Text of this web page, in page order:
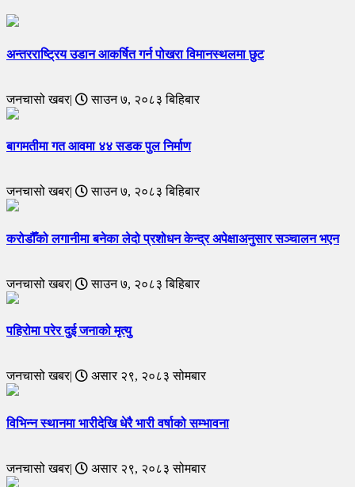
अन्तरराष्ट्रिय उडान आकर्षित गर्न पोखरा विमानस्थलमा छुट
जनचासो खबर| साउन ७, २०८३ बिहिबार
बागमतीमा गत आवमा ४४ सडक पुल निर्माण
जनचासो खबर| साउन ७, २०८३ बिहिबार
करोडौँको लगानीमा बनेका लेदो प्रशोधन केन्द्र अपेक्षाअनुसार सञ्चालन भएन
जनचासो खबर| साउन ७, २०८३ बिहिबार
पहिरोमा परेर दुई जनाको मृत्यु
जनचासो खबर| असार २९, २०८३ सोमबार
विभिन्न स्थानमा भारीदेखि धेरै भारी वर्षाको सम्भावना
जनचासो खबर| असार २९, २०८३ सोमबार